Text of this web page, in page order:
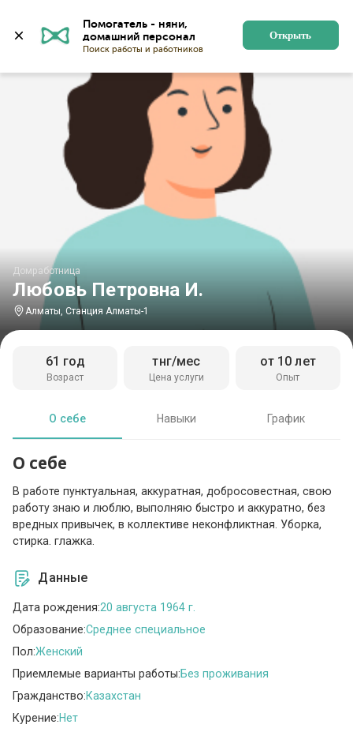
Помогатель - няни,
Поиск работы и работников
Открыть
Любовь Петровна И.
Домработница
Алматы, Станция Алматы-1
Возраст
61 год
Цена услуги
тнг/мес
Опыт
от 10 лет
О себе Навыки График
О себе
В работе пунктуальная, аккуратная, добросовестная, свою
работу знаю и люблю, выполняю быстро и аккуратно, без
вредных привычек, в коллективе неконфликтная. Уборка,
стирка. глажка.
Данные
Дата рождения:20 августа 1964 г.
Образование:Среднее специальное
Пол:Женский
Приемлемые варианты работы:Без проживания
Гражданство:Казахстан
Курение:Нет